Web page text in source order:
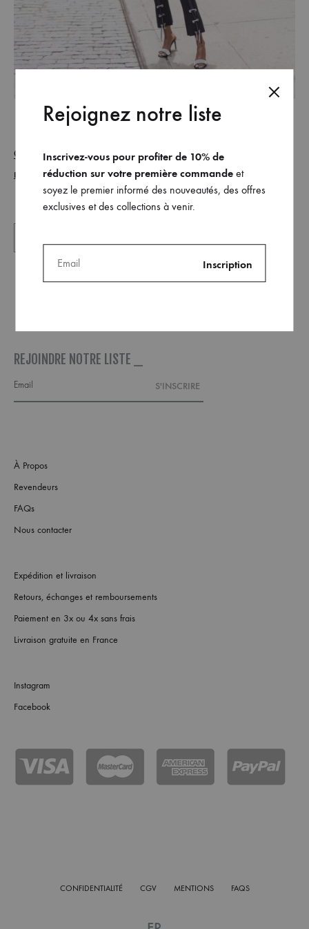
@sadesolomonportele pantalon Adélaide (version
noire)
REJOINDRE NOTRE LISTE _
À Propos
Revendeurs
FAQs
Nous contacter
Expédition et livraison
Retours, échanges et remboursements
Paiement en 3x ou 4x sans frais
Livraison gratuite en France
Instagram
Facebook
CONFIDENTIALITÉ CGV MENTIONS FAQS
Rejoignez notre liste
Inscrivez-vous pour profiter de 10% de
réduction sur votre première commande et
soyez le premier informé des nouveautés, des offres
exclusives et des collections à venir.